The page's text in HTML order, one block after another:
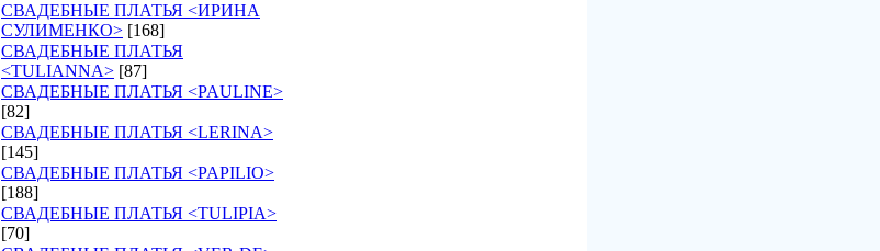
СВАДЕБНЫЕ ПЛАТЬЯ <ИРИНА
СУЛИМЕНКО> [168]
СВАДЕБНЫЕ ПЛАТЬЯ
<TULIANNA> [87]
СВАДЕБНЫЕ ПЛАТЬЯ <PAULINE>
[82]
СВАДЕБНЫЕ ПЛАТЬЯ <LERINA>
[145]
СВАДЕБНЫЕ ПЛАТЬЯ <PAPILIO>
[188]
СВАДЕБНЫЕ ПЛАТЬЯ <TULIPIA>
[70]